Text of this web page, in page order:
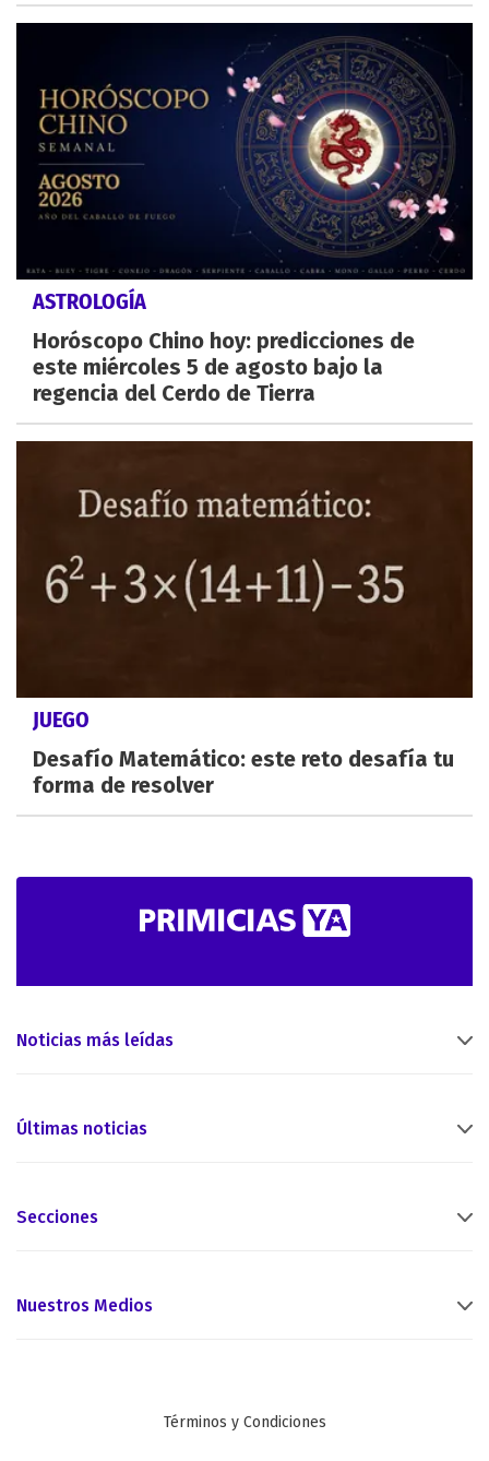
ASTROLOGÍA
Horóscopo Chino hoy: predicciones de
este miércoles 5 de agosto bajo la
regencia del Cerdo de Tierra
JUEGO
Desafío Matemático: este reto desafía tu
forma de resolver
Noticias más leídas
Últimas noticias
Secciones
Nuestros Medios
Términos y Condiciones